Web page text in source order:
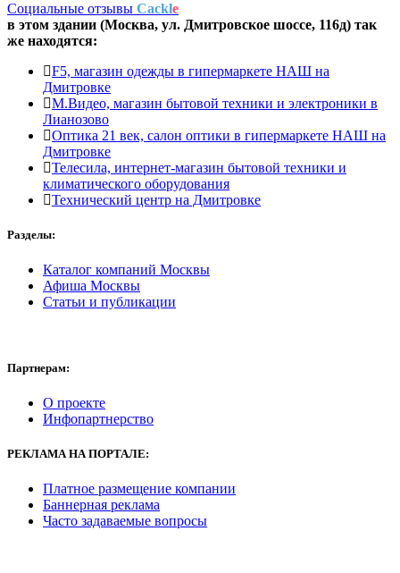
Социальные отзывы Cackle
в этом здании (Москва, ул. Дмитровское шоссе, 116д) так
же находятся:
F5, магазин одежды в гипермаркете НАШ на
Дмитровке
М.Видео, магазин бытовой техники и электроники в
Лианозово
Оптика 21 век, салон оптики в гипермаркете НАШ на
Дмитровке
Телесила, интернет-магазин бытовой техники и
климатического оборудования
Технический центр на Дмитровке
Разделы:
Каталог компаний Москвы
Афиша Москвы
Статьи и публикации
Партнерам:
О проекте
Инфопартнерство
РЕКЛАМА НА ПОРТАЛЕ:
Платное размещение компании
Баннерная реклама
Часто задаваемые вопросы